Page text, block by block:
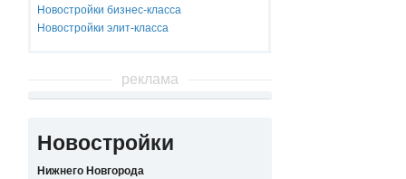
Новостройки бизнес-класса
Новостройки элит-класса
реклама
Новостройки
Нижнего Новгорода